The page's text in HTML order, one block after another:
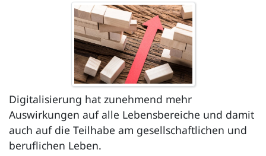
Digitalisierung hat zunehmend mehr
Auswirkungen auf alle Lebensbereiche und damit
auch auf die Teilhabe am gesellschaftlichen und
beruflichen Leben.